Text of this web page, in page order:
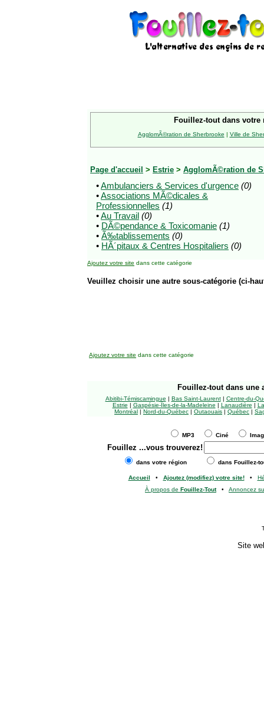
Fouillez-tout dans votre
AgglomÃ©ration de Sherbrooke | Ville de
Page d'accueil > Estrie > AgglomÃ©ration de
•Ambulanciers & Services d'urgence (0)
•Associations MÃ©dicales &
Professionnelles (1)
•Au Travail (0)
• DÃ©pendance & Toxicomanie (1)
• Ã‰tablissements (0)
• HÃ´pitaux & Centres Hospitaliers (0)
Ajoutez votre site dans cette catégorie
Veuillez choisir une autre sous-catégorie (ci-
Ajoutez votre site dans cette catégorie
Fouillez-tout dans une
Abitibi-Témiscamingue | Bas Saint-Laurent| Centre-du-
Estrie | Gaspésie-Îles-de-la-Madeleine | Lanaudière |
Montréal | Nord-du-Québec | Outaouais | Québec |
MP3 Ciné
Fouillez ...vous trouverez!
dans votre région dans Fouillez-
Accueil • Ajoutez (modifiez) votre site!•
À propos de Fouillez-Tout• Annoncez
Site